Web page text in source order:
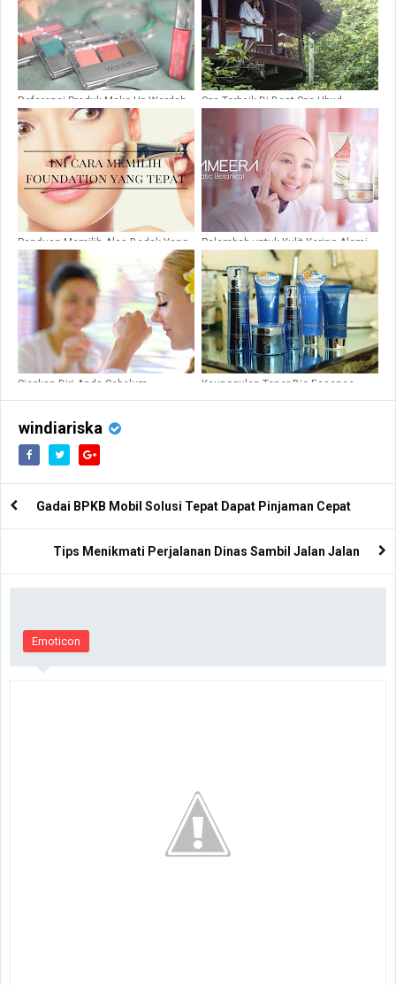
Referensi Produk Make Up Wardah
untuk Pemula
Spa Terbaik Di Best Spa Ubud
Panduan Memilih Alas Bedak Yang
Sesuai
Pelembab untuk Kulit Kering Alami
Siapkan Diri Anda Sebelum
Keunggulan Toner Bio Essence
windiariska
Gadai BPKB Mobil Solusi Tepat Dapat Pinjaman Cepat
Tips Menikmati Perjalanan Dinas Sambil Jalan Jalan
Emoticon